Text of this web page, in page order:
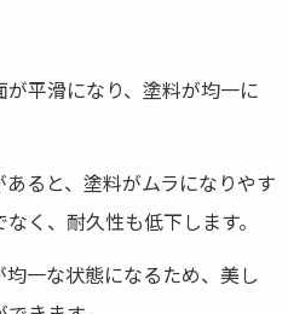
平滑になり、塗料が均一に
ると、塗料がムラになりやす
く、耐久性も低下します。
一な状態になるため、美し